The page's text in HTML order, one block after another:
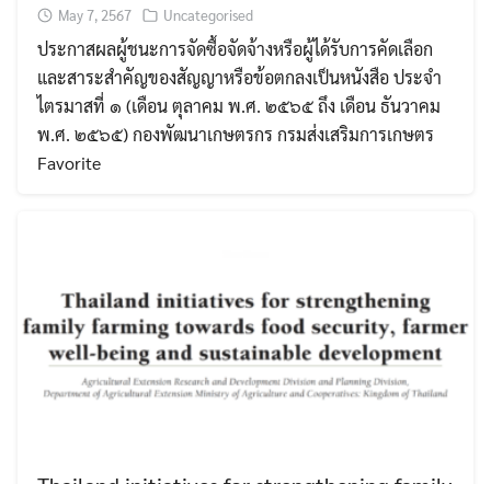
May 7, 2567 Uncategorised
ประกาสผลผู้ชนะการจัดซื้อจัดจ้างหรือผู้ได้รับการคัดเลือก
และสาระสำคัญของสัญญาหรือข้อตกลงเป็นหนังสือ ประจำ
ไตรมาสที่ ๑ (เดือน ตุลาคม พ.ศ. ๒๕๖๕ ถึง เดือน ธันวาคม
พ.ศ. ๒๕๖๕) กองพัฒนาเกษตรกร กรมส่งเสริมการเกษตร
Favorite